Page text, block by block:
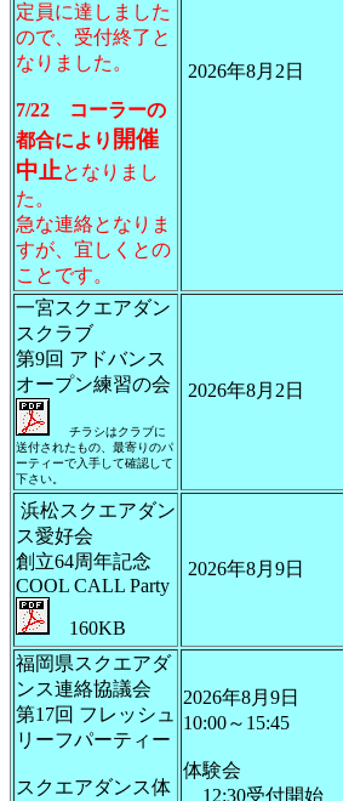
定員に達しました
ので、受付終了と
なりました。
7/22 コーラーの
都合により 開催
中止となりまし
た。
急な連絡となりま
すが、宜しくとの
ことです。
2026年8月2日
一宮スクエアダン
スクラブ
第9回 アドバンス
オープン練習の会
チラシはクラブに
送付されたもの、最寄りのパ
ーティーで入手して確認して
下さい。
2026年8月2日
浜松スクエアダン
ス愛好会
創立64周年記念
COOL CALL Party
160KB
2026年8月9日
福岡県スクエアダ
ンス連絡協議会
第17回 フレッシュ
リーフパーティー
スクエアダンス体
2026年8月9日
10:00～15:45
体験会
12:30受付開始